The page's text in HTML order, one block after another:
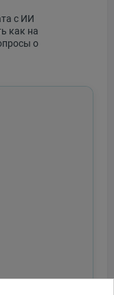
с ИИ
как на
о